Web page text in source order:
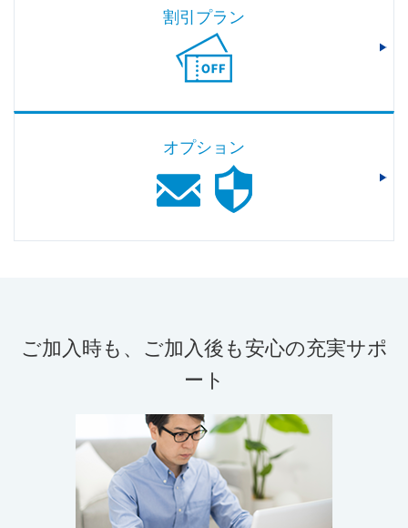
割引プラン
オプション
ご加入時も、ご加入後も安心の充実サポ
ート